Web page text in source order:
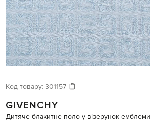
Код товару: 301157
GIVENCHY
Дитяче блакитне поло у візерунок емблеми